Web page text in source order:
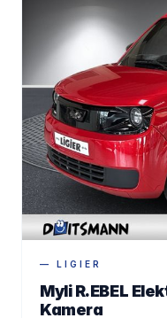
— LIGIER
Myli R.EBEL
Kamera